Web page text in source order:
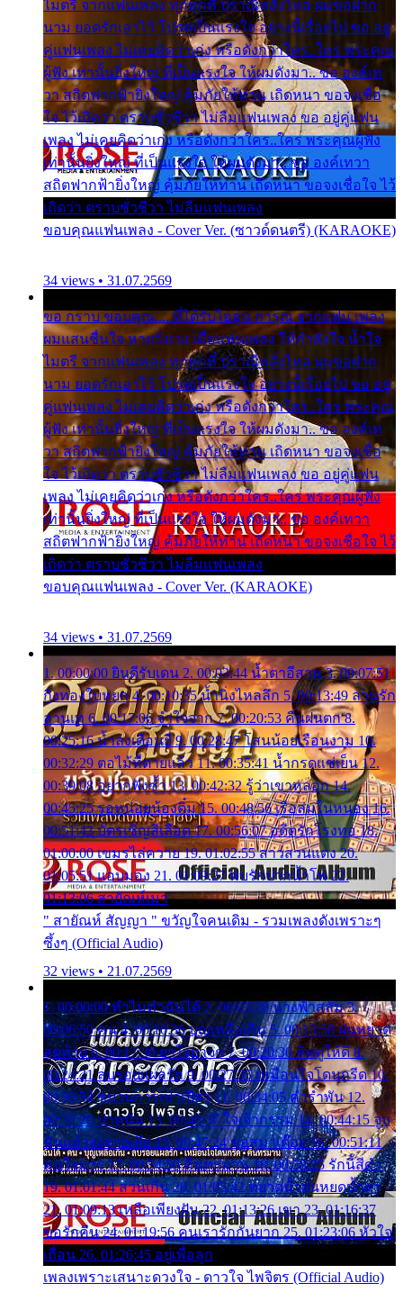
ไมตรี จากแฟนเพลง ทุกทุกที่ ปราณีหลั่งไหล ผมขอฝาก
นาม ยอดรักเอาไว้ โปรดเป็นแรงใจ อย่างนี้เรื่อยไป ขอ อยู่
คู่แฟนเพลง ไม่เคยคิดว่าเก่ง หรือดังกว่าใคร..ใคร พระคุณ
ผู้ฟัง เท่านั้นยิ่งใหญ่ ที่เป็นแรงใจ ให้ผมดังมา.. ขอ องค์เท
วา สถิตฟากฟ้ายิ่งใหญ่ คุ้มภัยให้ท่าน เถิดหนา ขอจงเชื่อ
ใจ ไว้เถิดว่า ตราบชั่วชีวา ไม่ลืมแฟนเพลง ขอ อยู่คู่แฟน
เพลง ไม่เคยคิดว่าเก่ง หรือดังกว่าใคร..ใคร พระคุณผู้ฟัง
เท่านั้นยิ่งใหญ่ ที่เป็นแรงใจ ให้ผมดังมา.. ขอ องค์เทวา
สถิตฟากฟ้ายิ่งใหญ่ คุ้มภัยให้ท่าน เถิดหนา ขอจงเชื่อใจ ไว้
เถิดว่า ตราบชั่วชีวา ไม่ลืมแฟนเพลง
ขอบคุณแฟนเพลง - Cover Ver. (ซาวด์ดนตรี) (KARAOKE)
34 views • 31.07.2569
ขอ กราบ ขอบคุณ.... ที่ได้รับไออุ่น การุณ จากแฟน เพลง
ผมแสนชื่นใจ หายวังเวง เมื่อแฟนเพลง ให้กำลังใจ น้ำใจ
ไมตรี จากแฟนเพลง ทุกทุกที่ ปราณีหลั่งไหล ผมขอฝาก
นาม ยอดรักเอาไว้ โปรดเป็นแรงใจ อย่างนี้เรื่อยไป ขอ อยู่
คู่แฟนเพลง ไม่เคยคิดว่าเก่ง หรือดังกว่าใคร..ใคร พระคุณ
ผู้ฟัง เท่านั้นยิ่งใหญ่ ที่เป็นแรงใจ ให้ผมดังมา.. ขอ องค์เท
วา สถิตฟากฟ้ายิ่งใหญ่ คุ้มภัยให้ท่าน เถิดหนา ขอจงเชื่อ
ใจ ไว้เถิดว่า ตราบชั่วชีวา ไม่ลืมแฟนเพลง ขอ อยู่คู่แฟน
เพลง ไม่เคยคิดว่าเก่ง หรือดังกว่าใคร..ใคร พระคุณผู้ฟัง
เท่านั้นยิ่งใหญ่ ที่เป็นแรงใจ ให้ผมดังมา.. ขอ องค์เทวา
สถิตฟากฟ้ายิ่งใหญ่ คุ้มภัยให้ท่าน เถิดหนา ขอจงเชื่อใจ ไว้
เถิดว่า ตราบชั่วชีวา ไม่ลืมแฟนเพลง
ขอบคุณแฟนเพลง - Cover Ver. (KARAOKE)
34 views • 31.07.2569
1. 00:00:00 ยินดีรับเดน 2. 00:03:44 น้ำตาอีสาน 3. 00:07:51
กิ่งทองใบหยก 4. 00:10:35 น้ำนิ่งไหลลึก 5. 00:13:49 ลานรัก
ลานเท 6. 00:17:06 จำใจจาก 7. 00:20:53 คืนฝนตก 8.
00:25:16 น้ำลงเดือนยี่ 9. 00:28:47 โสนน้อยเรือนงาม 10.
00:32:29 ตอไม้ที่ตายแล้ว 11. 00:35:41 น้ำกรดแช่เย็น 12.
00:39:08 อยากฟังซ้ำ 13. 00:42:32 รู้ว่าเขาหลอก 14.
00:45:25 รอหน่อยน้องติ๋ม 15. 00:48:56 เรือล่มในหนอง 16.
00:51:43 บัตรเชิญสีเลือด 17. 00:56:07 อดีตรักโรงทอ 18.
01:00:00 เขมรไล่ควาย 19. 01:02:55 สาวสวนแตง 20.
01:05:51 แอบมอง 21. 01:09:27 พบรักปากน้ำโพ 22.
01:13:06 สายัณห์เมา
" สายัณห์ สัญญา " ขวัญใจคนเดิม - รวมเพลงดังเพราะๆ
ซึ้งๆ (Official Audio)
32 views • 21.07.2569
1. 00:00:00 ทำไมทำฉันได้ 2. 00:03:20 นางฟ้าสลัม 3.
00:06:50 คน 4. 00:10:36 บุญเหลือเกิน 5. 00:13:58 ฝนหยาด
สุดท้าย 6. 00:17:30 ยาใจยาจก 7. 00:20:30 คิดดูให้ดี 8.
00:24:21 ลบรอยแผลรัก 9. 00:27:35 เหมือนใจโดนกรีด 10.
00:30:54 ขบวนการเปาเปียว 11. 00:34:05 คำรำพัน 12.
00:37:20 ปาหนัน 13. 00:40:37 ใจเจ้ากรรม 14. 00:44:15 จูบ
ฉันแล้วจงตายเสีย 15. 00:47:24 ขอสูมาเต๊อะ 16. 00:51:11
คนใจมาร 17. 00:54:50 คืนทรมาน 18. 00:58:25 รักนี้สีดำ
19. 01:01:44 ส่วนเกิน 20. 01:05:42 หยาดน้ำฝนหยดน้ำตา
21. 01:09:13 เหลือเพียงฝัน 22. 01:13:26 เขา 23. 01:16:37
ขอรักคืน 24. 01:19:56 คนเรารักกันยาก 25. 01:23:06 หัวใจ
เถื่อน 26. 01:26:45 อยู่เพื่อลูก
เพลงเพราะเสนาะดวงใจ - ดาวใจ ไพจิตร (Official Audio)